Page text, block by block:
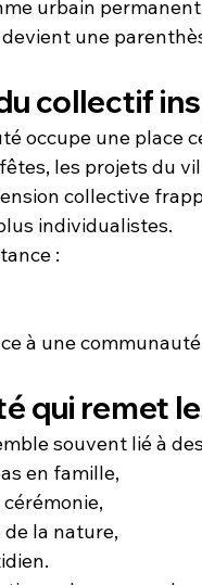
urbain
une
collectif
occupe une place
les projets du
collective
individualistes.
:
à une
qui remet
souvent lié à
en famille,
la nature,